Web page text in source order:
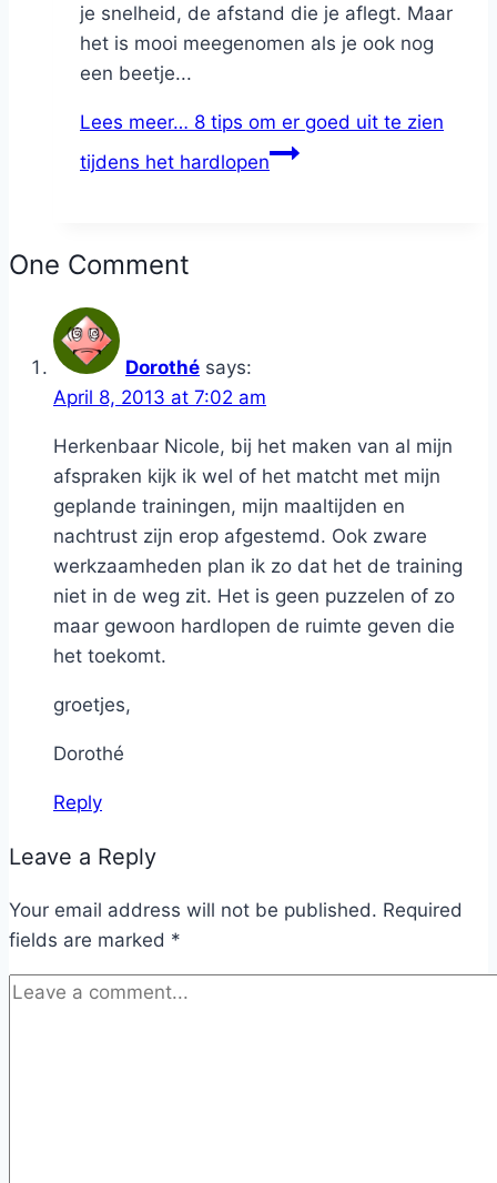
je snelheid, de afstand die je aflegt. Maar
het is mooi meegenomen als je ook nog
een beetje...
Lees meer… 8 tips om er goed uit te zien
tijdens het hardlopen
One Comment
Dorothé says:
April 8, 2013 at 7:02 am
Herkenbaar Nicole, bij het maken van al mijn
afspraken kijk ik wel of het matcht met mijn
geplande trainingen, mijn maaltijden en
nachtrust zijn erop afgestemd. Ook zware
werkzaamheden plan ik zo dat het de training
niet in de weg zit. Het is geen puzzelen of zo
maar gewoon hardlopen de ruimte geven die
het toekomt.
groetjes,
Dorothé
Reply
Leave a Reply
Your email address will not be published. Required
fields are marked *